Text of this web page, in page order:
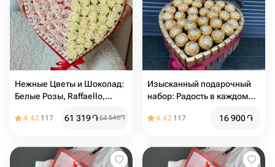
Нежные Цветы и Шоколад:
Белые Розы, Raffaello,
4.42 117 61 319֏64 546֏
Изысканный подарочный
набор: Радость в каждом
4.42 117 16 900֏